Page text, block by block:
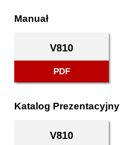
Manuał
V810
PDF
Katalog Prezentacyjny
V810